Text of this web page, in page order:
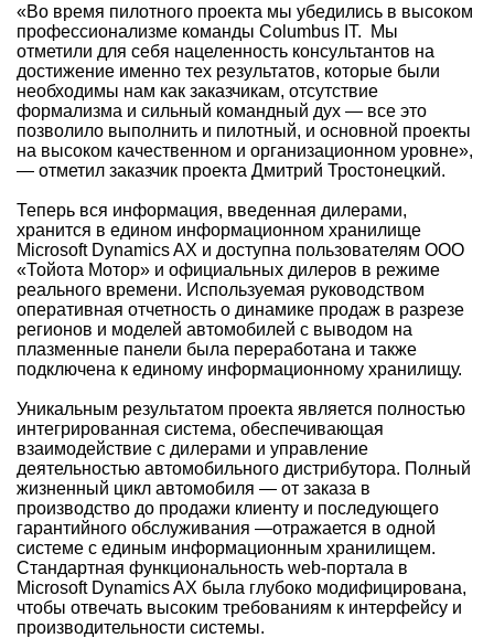
«Во время пилотного проекта мы убедились в высоком
профессионализме команды Columbus IT. Мы
отметили для себя нацеленность консультантов на
достижение именно тех результатов, которые были
необходимы нам как заказчикам, отсутствие
формализма и сильный командный дух — все это
позволило выполнить и пилотный, и основной проекты
на высоком качественном и организационном уровне»,
— отметил заказчик проекта Дмитрий Тростонецкий.
Теперь вся информация, введенная дилерами,
хранится в едином информационном хранилище
Microsoft Dynamics AX и доступна пользователям ООО
«Тойота Мотор» и официальных дилеров в режиме
реального времени. Используемая руководством
оперативная отчетность о динамике продаж в разрезе
регионов и моделей автомобилей с выводом на
плазменные панели была переработана и также
подключена к единому информационному хранилищу.
Уникальным результатом проекта является полностью
интегрированная система, обеспечивающая
взаимодействие с дилерами и управление
деятельностью автомобильного дистрибутора. Полный
жизненный цикл автомобиля — от заказа в
производство до продажи клиенту и последующего
гарантийного обслуживания —отражается в одной
системе с единым информационным хранилищем.
Стандартная функциональность web-портала в
Microsoft Dynamics AX была глубоко модифицирована,
чтобы отвечать высоким требованиям к интерфейсу и
производительности системы.